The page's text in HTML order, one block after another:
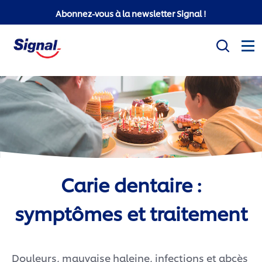
Abonnez-vous à la newsletter Signal !
Mission sociale
Produits
Signal Professionnel
Carie dentaire :
symptômes et traitement
Douleurs, mauvaise haleine, infections et abcès